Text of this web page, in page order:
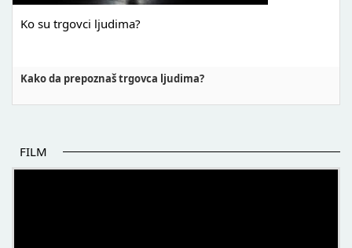
Ko su trgovci ljudima?
Kako da prepoznaš trgovca ljudima?
FILM